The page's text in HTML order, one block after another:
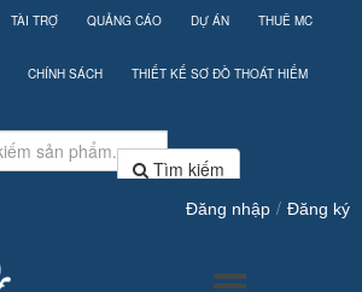
TÀI TRỢ QUẢNG CÁO DỰ ÁN THUÊ MC
CHÍNH SÁCH THIẾT KẾ SƠ ĐỒ THOÁT HIỂM
Tìm kiếm
Đăng nhập / Đăng ký